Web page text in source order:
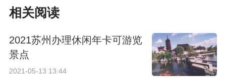
相关阅读
2021苏州办理休闲年卡可游览
景点
2021-05-13 13:44